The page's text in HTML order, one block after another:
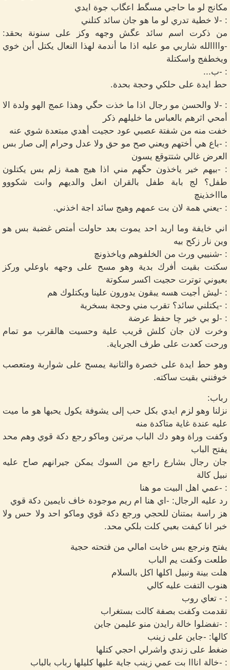
مكانج لو ما حاجي مسگط اعگاب جوة ايدي
: -لا خطية تدري لو ما هو جان سائد كتلني
من ذكرت اسم سائد عگش وجهه وكز على سنونة بحقد:
-واااالله شاربي مو عليه اذا ما أندمة لهذا النعال يكتل أبن خوي
ويخطفج واسكتلة
: -ب...
حط ايدة على حلكي وحجة بحدة.
: -لا والحسن مو رجال اذا ما خذت حگي وهذا عمج الهو ولدة الا
أمحي اثرهم بالعباس ما خليلهم ذكر
خفت منه من شفتة عصبي عود حجيت أهدي مبتعدة شوي عنه
: -باع هي أختهم ويعني صح مو حق ولا عدل وحرام إلى صار بس
العرض غالي شتتوقع يسون
: -بيهم خير ياخذون حگهم مني اذا هيج همة زلم بس يكتلون
طفل؟ لج بابة طفل بالقران انعل والديهم وانت شكووو
ماااخذينچ
: -يعني همة لان بت عمهم وهيج سائد اجة اخذني.
اني خايفة وما اريد احد يموت بعد حاولت أمتص غضبة بس هو
وين نار زكح بيه
: -شنييي ورث من الخلفوهم وياخذونچ
سكتت بقيت أفرك بدية وهو مسح على وجهه باوعلي وركز
بعيوني توترت حجيت اكسر سكوتة
: -ليش أجيت هسه يبقون يدورون علينا ويكتلوك هم
: -يكتلني سائد؟ تقرب مني وحجة بسخرية
: -لو بي خير چا حفظ عرضة
وخرت لان جان كلش قريب علية وحسيت هالقرب مو تمام
ورحت كعدت على طرف الجرباية.
وهو حط ايدة على خصرة والثانية يمسح على شواربة ومتعصب
خوفنني بقيت ساكته.
رباب:
نزلنا وهو لزم ايدي بكل حب إلى يشوفة يكول يحبها هو ما ميت
عليه عندة غاية متاكدة منه
وكفت وراة وهو دك الباب مرتين وماكو رجع دكة قوي وهم محد
يفتح الباب
جان رجال بشارع راجع من السوك يمكن جيرانهم صاح عليه
نبيل كالة
: -عمي اهل البيت مو هنا
رد عليه الرجال: -اي هنا ام ريم موجودة خاف نايمين دكة قوي
هز راسة بمتنان للحجي ورجع دكة قوي وماكو احد ولا حس ولا
خبر انا كيفت بعبي كلت بلكي محد.
يفتح ونرجع بس خابت امالي من فتحته حجية
طلعت وكفت يم الباب
هلت بينة ونبيل اكلها اكل بالسلام
هنوب التفت عليه كالي
: - تعاي روب
تقدمت وكفت بصفة كالت بستغراب
: -تفضلوا خالة رايدن منو عليمن جاين
كالها: -جاين على زينب
ضغط على زندي واشرلي احجي كتلها
: -خالة انااا بت عمي زينب جاية عليها كليلها رباب بالباب